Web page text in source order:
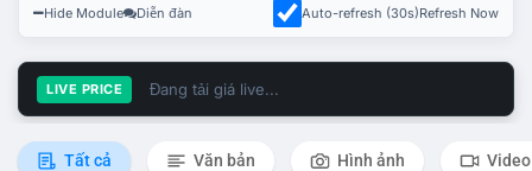
Hide Module Diễn đàn Auto-refresh (30s)Refresh Now
LIVE PRICE Đang tải giá live...
Tất cả Văn bản Hình ảnh Video